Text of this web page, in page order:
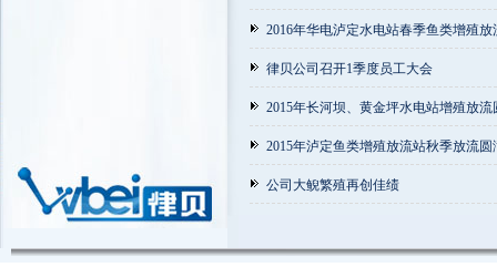
2016年华电泸定水电站春季鱼类增殖放
律贝公司召开1季度员工大会
2015年长河坝、黄金坪水电站增殖放流
2015年泸定鱼类增殖放流站秋季放流圆
公司大鲵繁殖再创佳绩